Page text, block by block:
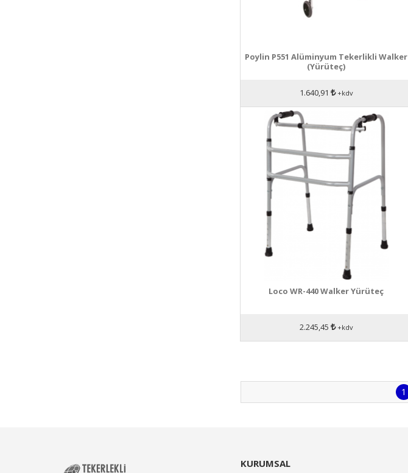
Poylin P551 Alüminyum Tekerlikli Walker
(Yürüteç)
1.640,91 +kdv
Loco WR-440 Walker Yürüteç
2.245,45 +kdv
1
KURUMSAL